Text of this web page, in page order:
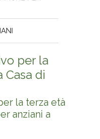
per la
Casa di
la terza età
anziani a